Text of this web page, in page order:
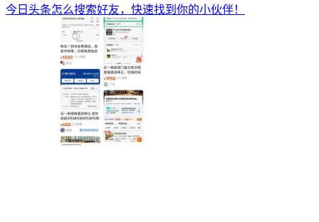
今日头条怎么搜索好友，快速找到你的小伙伴！